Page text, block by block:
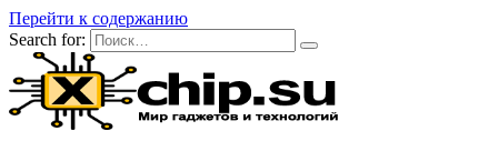
Перейти к содержанию
Search for: